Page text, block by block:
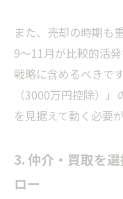
また、売却の時期も
9〜11月が比較的活
戦略に含めるべきで
（3000万円控除）
を見据えて動く必要
3. 仲介・買取を
ロー